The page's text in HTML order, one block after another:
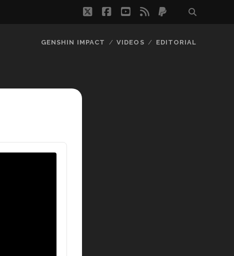
twitterfacebook
youtube
rss paypal
GENSHIN IMPACT VIDEOS EDITORIAL